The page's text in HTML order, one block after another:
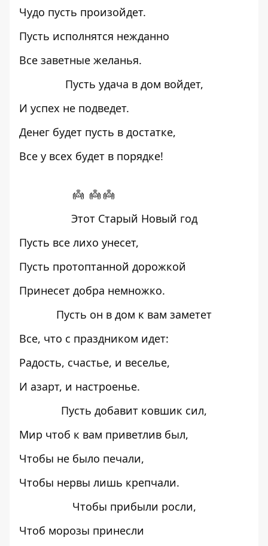
Чудо пусть произойдет.
Пусть исполнятся нежданно
Все заветные желанья.
Пусть удача в дом войдет,
И успех не подведет.
Денег будет пусть в достатке,
Все у всех будет в порядке!
👼 👼 👼
Этот Старый Новый год
Пусть все лихо унесет,
Пусть протоптанной дорожкой
Принесет добра немножко.
Пусть он в дом к вам заметет
Все, что с праздником идет:
Радость, счастье, и веселье,
И азарт, и настроенье.
Пусть добавит ковшик сил,
Мир чтоб к вам приветлив был,
Чтобы не было печали,
Чтобы нервы лишь крепчали.
Чтобы прибыли росли,
Чтоб морозы принесли